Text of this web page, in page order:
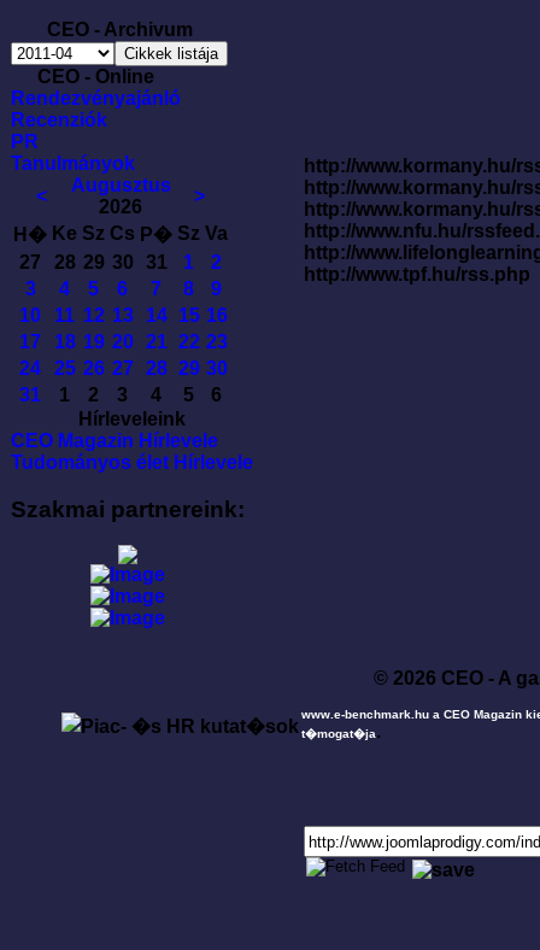
CEO - Archivum
CEO - Online
Rendezvényajánló
Recenziók
PR
Tanulmányok
<
Augusztus
2026
>
H� Ke Sz Cs P� Sz Va
27
28 29 30 31 1
2
3
4 5 6 7 8
9
10
11 12 13 14 15 16
17
18 19 20 21 22 23
24
25 26 27 28 29 30
31
1 2 3 4 5
6
Hírleveleink
CEO Magazin Hírlevele
Tudományos élet Hírlevele
Szakmai partnereink:
http://www.kormany.hu/
http://www.kormany.hu/
http://www.kormany.hu/
http://www.nfu.hu/
http://
http://www.tpf.hu/rss.php
© 2026 CEO - A
www.e-benchmark.hu a CEO Magazin
t�mogat�ja.